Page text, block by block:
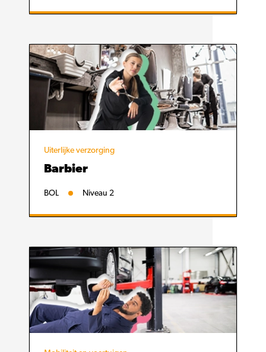
Uiterlijke verzorging
Barbier
BOL Niveau 2